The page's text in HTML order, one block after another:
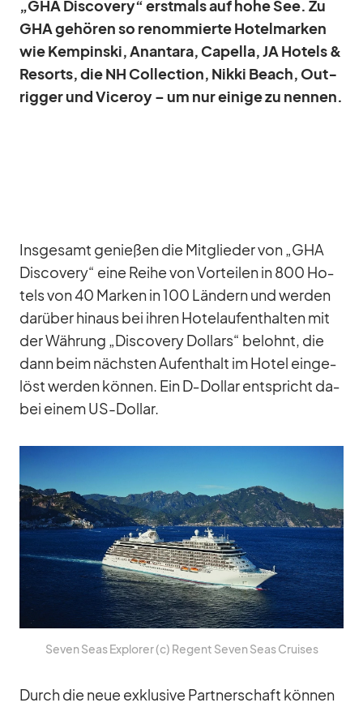
„GHA Dis­co­very“ erst­mals auf hohe See. Zu
GHA ge­hö­ren so re­nom­mierte Ho­tel­mar­ken
wie Kem­pinski, An­ant­ara, Ca­pella, JA Ho­tels &
Re­sorts, die NH Coll­ec­tion, Nikki Beach, Ou­t­
rig­ger und Vice­roy – um nur ei­nige zu nen­nen.
Ins­ge­samt ge­nie­ßen die Mit­glie­der von „GHA
Dis­co­very“ eine Reihe von Vor­tei­len in 800 Ho­
tels von 40 Mar­ken in 100 Län­dern und wer­den
dar­über hin­aus bei ih­ren Ho­tel­auf­ent­hal­ten mit
der Wäh­rung „Dis­co­very Dol­lars“ be­lohnt, die
dann beim nächs­ten Auf­ent­halt im Ho­tel ein­ge­
löst wer­den kön­nen. Ein D‑Dollar ent­spricht da­
bei ei­nem US-Dol­lar.
Se­ven Seas Ex­plo­rer (c) Re­gent Se­ven Seas Crui­ses
Durch die neue ex­klu­sive Part­ner­schaft kön­nen